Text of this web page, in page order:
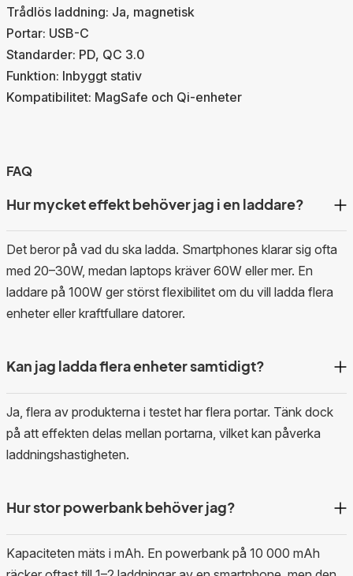
Trådlös laddning: Ja, magnetisk
Portar: USB-C
Standarder: PD, QC 3.0
Funktion: Inbyggt stativ
Kompatibilitet: MagSafe och Qi-enheter
FAQ
Hur mycket effekt behöver jag i en laddare?
Det beror på vad du ska ladda. Smartphones klarar sig ofta
med 20–30W, medan laptops kräver 60W eller mer. En
laddare på 100W ger störst flexibilitet om du vill ladda flera
enheter eller kraftfullare datorer.
Kan jag ladda flera enheter samtidigt?
Ja, flera av produkterna i testet har flera portar. Tänk dock
på att effekten delas mellan portarna, vilket kan påverka
laddningshastigheten.
Hur stor powerbank behöver jag?
Kapaciteten mäts i mAh. En powerbank på 10 000 mAh